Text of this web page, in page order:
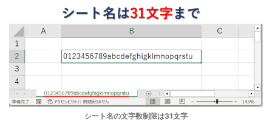
シート名の文字数制限は31文字